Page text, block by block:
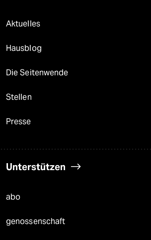
Aktuelles
Hausblog
Die Seitenwende
Stellen
Presse
Unterstützen
abo
genossenschaft